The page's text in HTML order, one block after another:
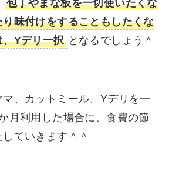
包丁やまな板を一切使いたくな
味付けをすることもしたくな
Yデリ一択 となるでしょう＾
、カットミール、Yデリを一
月利用した場合に、食費の節
ていきます＾＾